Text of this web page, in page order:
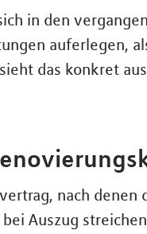
in den
auferlegen,
das konkret
nach
Auszug